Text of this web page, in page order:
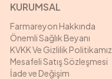
KURUMSAL
Farmareyon Hakkında
Önemli Sağlık Beyanı
KVKK Ve Gizlilik Politikamız
Mesafeli Satış Sözleşmesi
İade ve Değişim